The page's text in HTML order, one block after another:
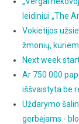
leidiniui „The
Vokietijos
žmonių,
Next week
Ar 750 000
iššvaistyta be
Uždarymo
gerbėjams -